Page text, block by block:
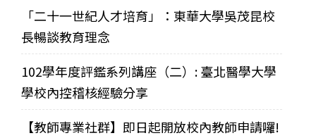
「二十一世紀人才培育」：東華大學吳茂昆校
長暢談教育理念
102學年度評鑑系列講座（二）: 臺北醫學大學
學校內控稽核經驗分享
【教師專業社群】即日起開放校內教師申請囉!